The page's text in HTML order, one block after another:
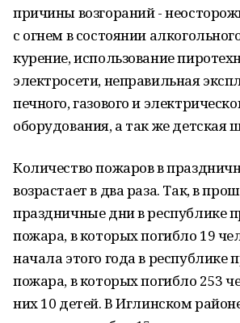
причины возгораний -
с огнем в состоянии
курение, использование
электросети, неправильная
печного, газового и
оборудования, а так же детская
Количество пожаров в
возрастает в два раза. Так, в
праздничные дни в республике
пожара, в которых погибло 19
начала этого года в республике
пожара, в которых погибло 253
них 10 детей. В Иглинском